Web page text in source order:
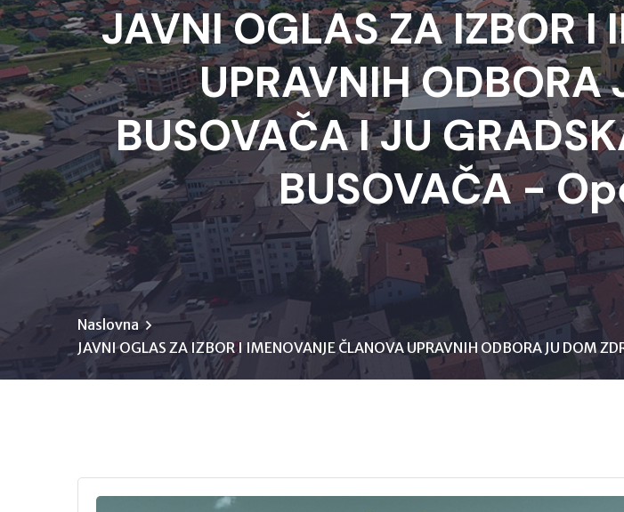
JAVNI OGLAS ZA IZBOR
UPRAVNIH
BUSOVAČA I JU
BUSOVAČA -
Naslovna
JAVNI OGLAS ZA IZBOR I IMENOVANJE ČLANOVA UPRAVNIH ODBORA JU DOM